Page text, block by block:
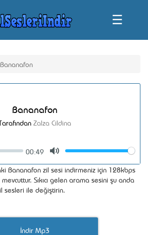
☰
Bananafon
Bananafon
Zalza Cildina
00:49
Volume
Bananafon zil sesi indirmeniz için 128kbps
Sıkıcı gelen arama sesini şu anda
sesleri ile değiştirin.
İndir Mp3